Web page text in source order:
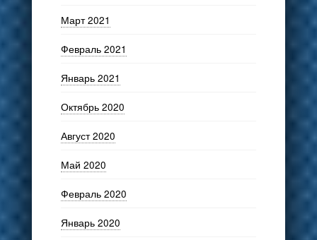
Март 2021
Февраль 2021
Январь 2021
Октябрь 2020
Август 2020
Май 2020
Февраль 2020
Январь 2020